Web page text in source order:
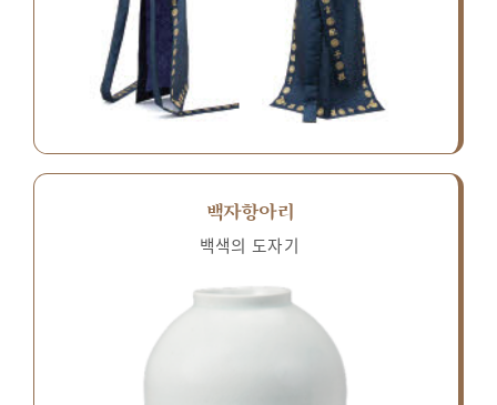
백자항아리
백색의 도자기